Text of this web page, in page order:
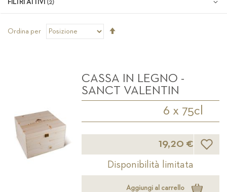
Ordina per
CASSA IN LEGNO -
SANCT VALENTIN
6 x 75cl
19,20 € Lista
Disponibilità limitata
Aggiungi al carrello
FILTRI ATTIVI